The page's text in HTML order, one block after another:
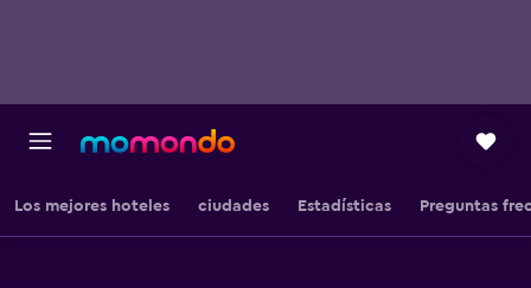
Los mejores hoteles ciudades Estadísticas Preguntas